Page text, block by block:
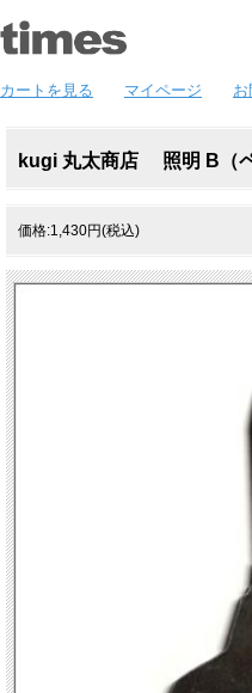
カートを見る マイページ
kugi 丸太商店 照明 B（ペ
価格:1,430円(税込)